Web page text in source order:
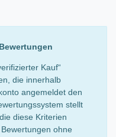
Kauf“
die innerhalb
angemeldet den
stellt
diese Kriterien
ohne